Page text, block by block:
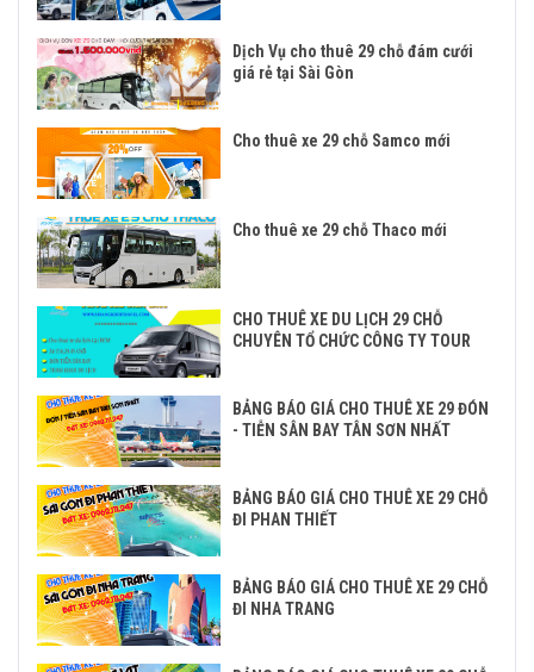
Dịch Vụ cho thuê 29 chỗ đám cưới
giá rẻ tại Sài Gòn
Cho thuê xe 29 chỗ Samco mới
Cho thuê xe 29 chỗ Thaco mới
CHO THUÊ XE DU LỊCH 29 CHỖ
CHUYÊN TỔ CHỨC CÔNG TY TOUR
BẢNG BÁO GIÁ CHO THUÊ XE 29 ĐÓN
- TIỄN SÂN BAY TÂN SƠN NHẤT
BẢNG BÁO GIÁ CHO THUÊ XE 29 CHỖ
ĐI PHAN THIẾT
BẢNG BÁO GIÁ CHO THUÊ XE 29 CHỖ
ĐI NHA TRANG